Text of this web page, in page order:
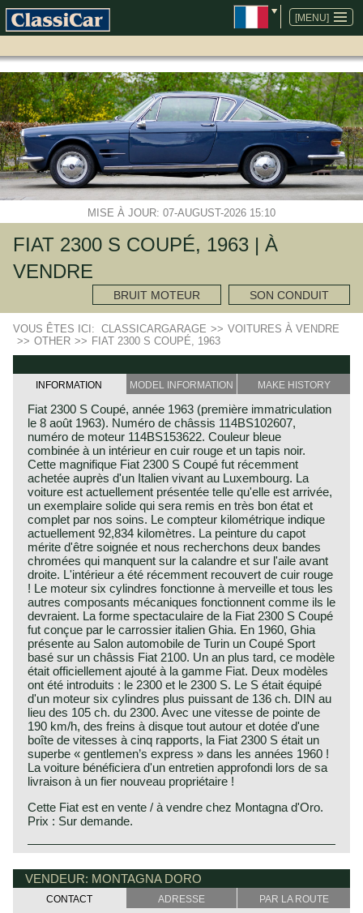
[MENU]
ALLER
AU
CONTENU
MISE À JOUR: 07-AUGUST-2026 15:10
FIAT 2300 S COUPÉ, 1963 | À
VENDRE
BRUIT MOTEUR SON CONDUIT
VOUS ÊTES ICI: CLASSICARGARAGE >> VOITURES À VENDRE
>> OTHER >> FIAT 2300 S COUPÉ, 1963
INFORMATION MODEL INFORMATION MAKE HISTORY
Fiat 2300 S Coupé, année 1963 (première immatriculation
le 8 août 1963). Numéro de châssis 114BS102607,
numéro de moteur 114BS153622. Couleur bleue
combinée à un intérieur en cuir rouge et un tapis noir.
Cette magnifique Fiat 2300 S Coupé fut récemment
achetée auprès d'un Italien vivant au Luxembourg. La
voiture est actuellement présentée telle qu'elle est arrivée,
un exemplaire solide qui sera remis en très bon état et
complet par nos soins. Le compteur kilométrique indique
actuellement 92,834 kilomètres. La peinture du capot
mérite d'être soignée et nous recherchons deux bandes
chromées qui manquent sur la calandre et sur l'aile avant
droite. L'intérieur a été récemment recouvert de cuir rouge
! Le moteur six cylindres fonctionne à merveille et tous les
autres composants mécaniques fonctionnent comme ils le
devraient. La forme spectaculaire de la Fiat 2300 S Coupé
fut conçue par le carrossier italien Ghia. En 1960, Ghia
présente au Salon automobile de Turin un Coupé Sport
basé sur un châssis Fiat 2100. Un an plus tard, ce modèle
était officiellement ajouté à la gamme Fiat. Deux modèles
ont été introduits : le 2300 et le 2300 S. Le S était équipé
d'un moteur six cylindres plus puissant de 136 ch. DIN au
lieu des 105 ch. du 2300. Avec une vitesse de pointe de
190 km/h, des freins à disque tout autour et dotée d'une
boîte de vitesses à cinq rapports, la Fiat 2300 S était un
superbe « gentlemen’s express » dans les années 1960 !
La voiture bénéficiera d'un entretien approfondi lors de sa
livraison à un fier nouveau propriétaire !
Cette Fiat est en vente / à vendre chez Montagna d'Oro.
Prix : Sur demande.
Technical data:
Engine: 6-cylinder in-line engine
cylinder capacity: 2279 cc
induction: 2 x Weber 38mm carburettors
VENDEUR: MONTAGNA DORO
CONTACT ADRESSE PAR LA ROUTE